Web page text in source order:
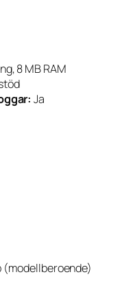
8 MB RAM
Ja
(modellberoende)